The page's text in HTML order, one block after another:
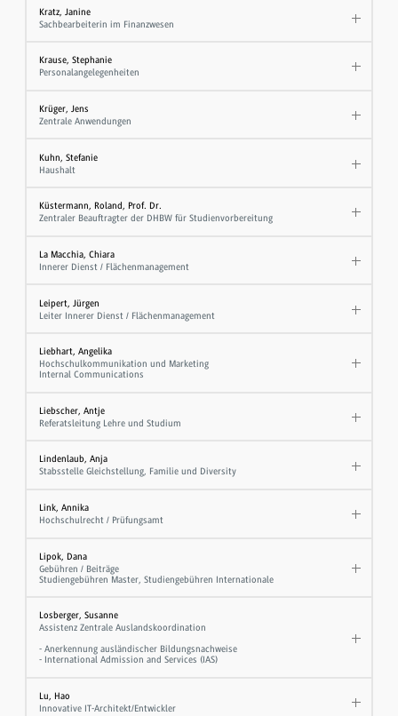
Kratz, Janine
Sachbearbeiterin im Finanzwesen
Krause, Stephanie
Personalangelegenheiten
Krüger, Jens
Zentrale Anwendungen
Kuhn, Stefanie
Haushalt
Küstermann, Roland, Prof. Dr.
Zentraler Beauftragter der DHBW für Studienvorbereitung
La Macchia, Chiara
Innerer Dienst / Flächenmanagement
Leipert, Jürgen
Leiter Innerer Dienst / Flächenmanagement
Liebhart, Angelika
Hochschulkommunikation und Marketing
Internal Communications
Liebscher, Antje
Referatsleitung Lehre und Studium
Lindenlaub, Anja
Stabsstelle Gleichstellung, Familie und Diversity
Link, Annika
Hochschulrecht / Prüfungsamt
Lipok, Dana
Gebühren / Beiträge
Studiengebühren Master, Studiengebühren Internationale
Losberger, Susanne
Assistenz Zentrale Auslandskoordination
- Anerkennung ausländischer Bildungsnachweise
- International Admission and Services (IAS)
Lu, Hao
Innovative IT-Architekt/Entwickler